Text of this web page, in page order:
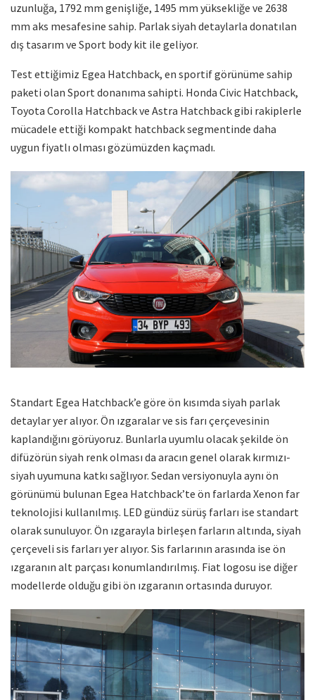
uzunluğa, 1792 mm genişliğe, 1495 mm yüksekliğe ve 2638
mm aks mesafesine sahip. Parlak siyah detaylarla donatılan
dış tasarım ve Sport body kit ile geliyor.
Test ettiğimiz Egea Hatchback, en sportif görünüme sahip
paketi olan Sport donanıma sahipti. Honda Civic Hatchback,
Toyota Corolla Hatchback ve Astra Hatchback gibi rakiplerle
mücadele ettiği kompakt hatchback segmentinde daha
uygun fiyatlı olması gözümüzden kaçmadı.
Standart Egea Hatchback’e göre ön kısımda siyah parlak
detaylar yer alıyor. Ön ızgaralar ve sis farı çerçevesinin
kaplandığını görüyoruz. Bunlarla uyumlu olacak şekilde ön
difüzörün siyah renk olması da aracın genel olarak kırmızı-
siyah uyumuna katkı sağlıyor. Sedan versiyonuyla aynı ön
görünümü bulunan Egea Hatchback’te ön farlarda Xenon far
teknolojisi kullanılmış. LED gündüz sürüş farları ise standart
olarak sunuluyor. Ön ızgarayla birleşen farların altında, siyah
çerçeveli sis farları yer alıyor. Sis farlarının arasında ise ön
ızgaranın alt parçası konumlandırılmış. Fiat logosu ise diğer
modellerde olduğu gibi ön ızgaranın ortasında duruyor.